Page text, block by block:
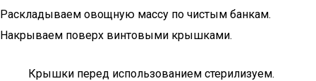
Раскладываем овощную массу по чистым банкам.
Накрываем поверх винтовыми крышками.
Крышки перед использованием стерилизуем.